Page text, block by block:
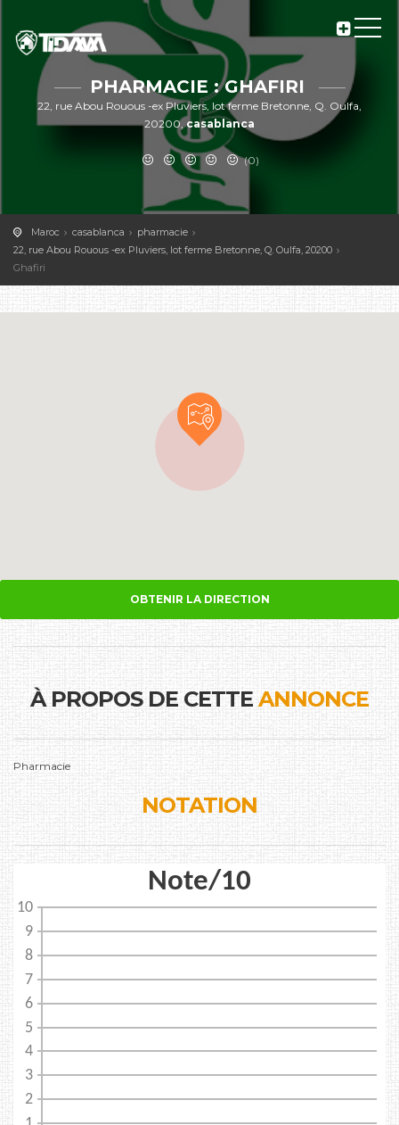
PHARMACIE : GHAFIRI
22, rue Abou Rouous -ex Pluviers, lot ferme Bretonne, Q. Oulfa,
20200,casablanca
(0)
Maroc casablanca
pharmacie
22, rue Abou Rouous -ex Pluviers, lot ferme Bretonne, Q. Oulfa, 20200
Ghafiri
OBTENIR LA DIRECTION
À PROPOS DE CETTEANNONCE
Pharmacie
NOTATION